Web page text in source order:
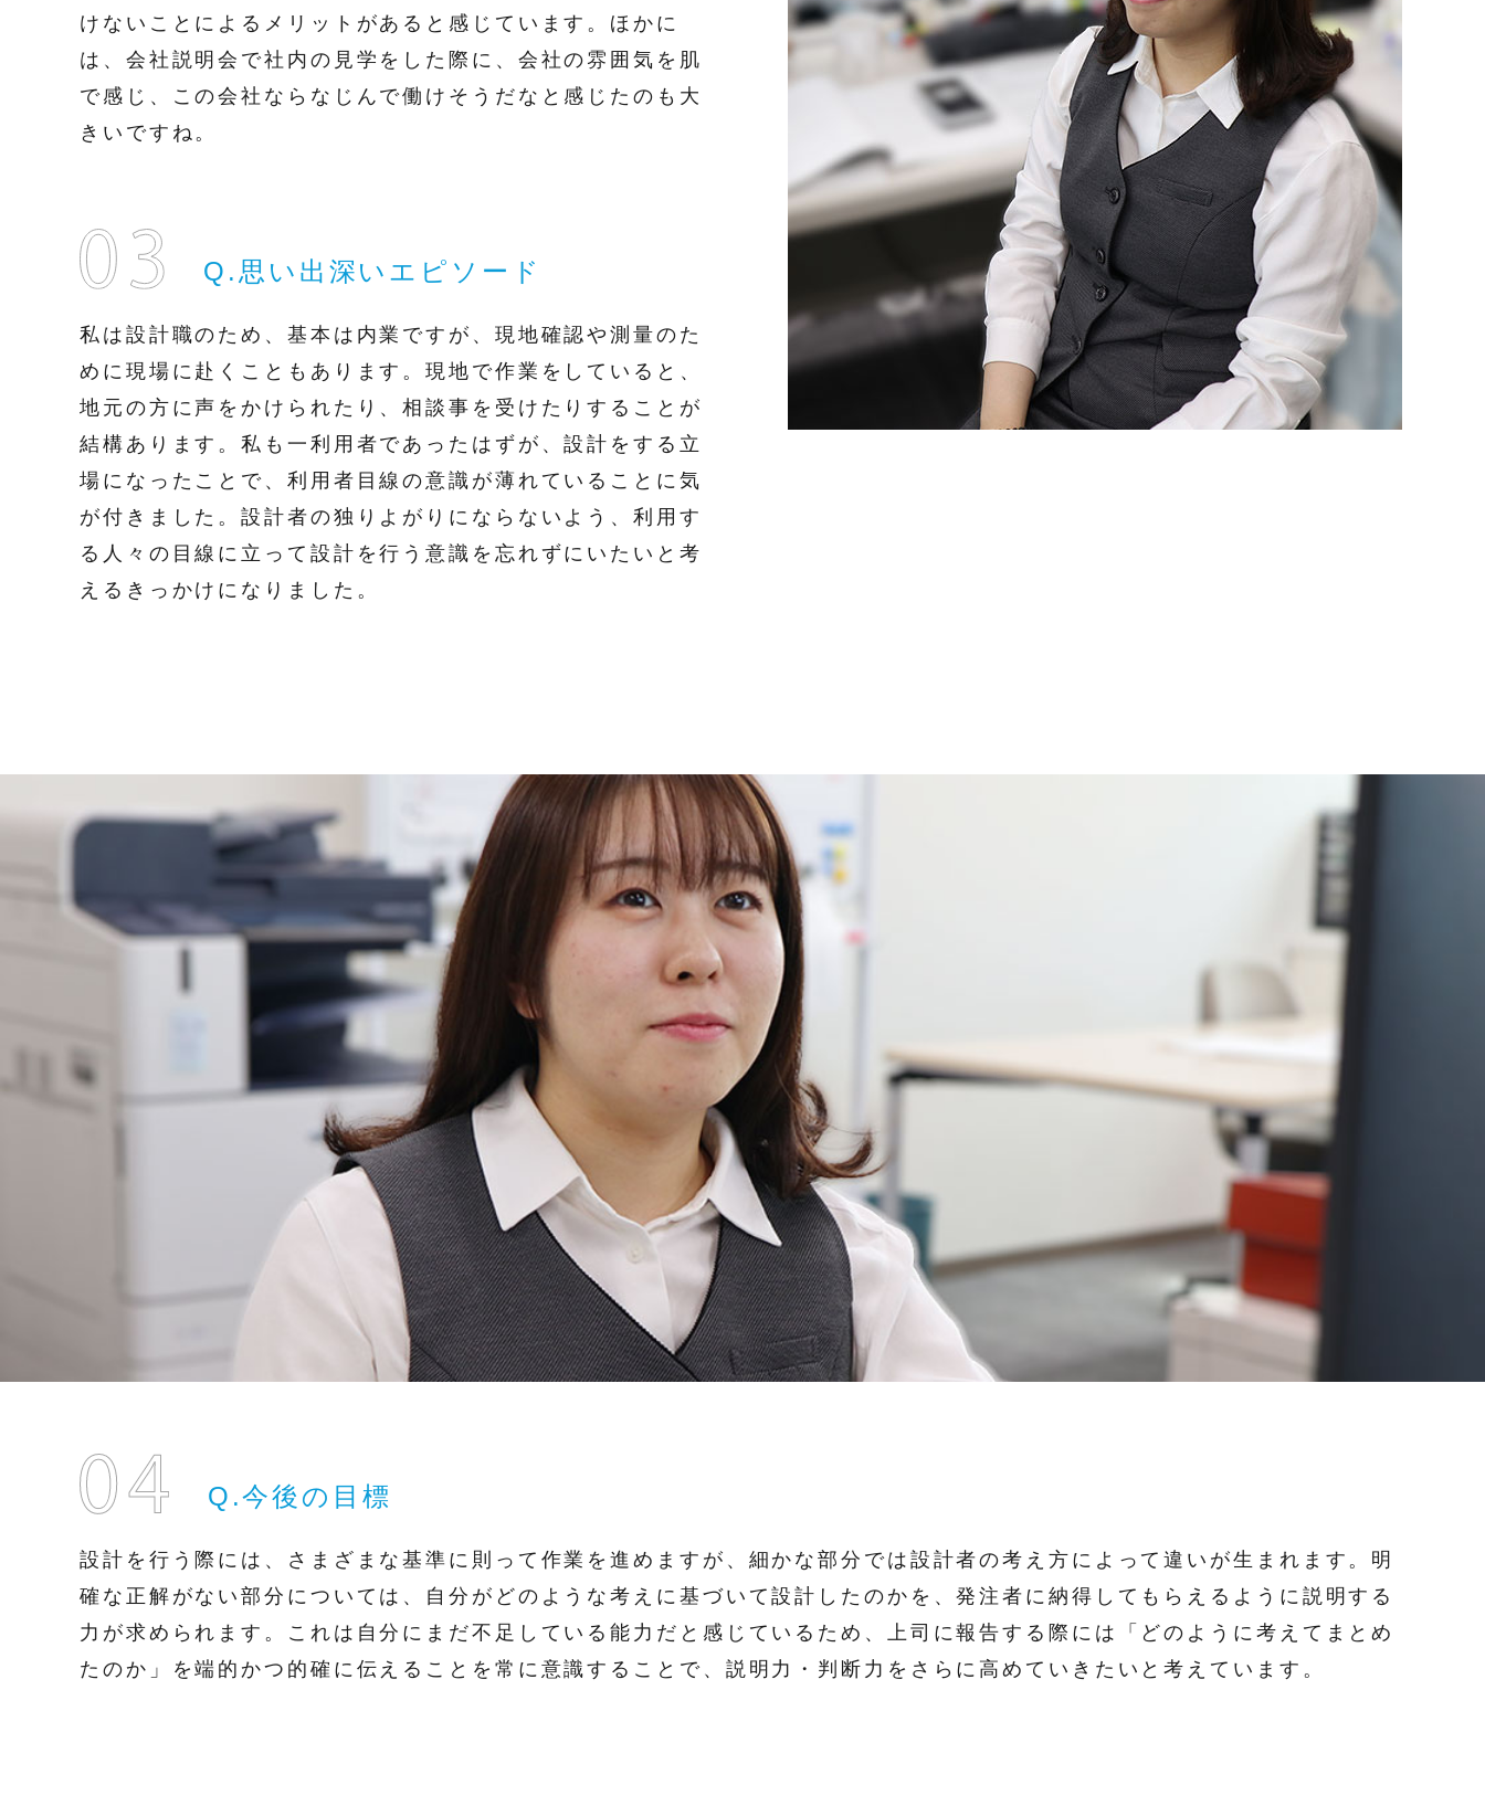
けないことによるメリットがあると感じています。ほかに
は、会社説明会で社内の見学をした際に、会社の雰囲気を肌
で感じ、この会社ならなじんで働けそうだなと感じたのも大
きいですね。
Q.思い出深いエピソード
私は設計職のため、基本は内業ですが、現地確認や測量のた
めに現場に赴くこともあります。現地で作業をしていると、
地元の方に声をかけられたり、相談事を受けたりすることが
結構あります。私も一利用者であったはずが、設計をする立
場になったことで、利用者目線の意識が薄れていることに気
が付きました。設計者の独りよがりにならないよう、利用す
る人々の目線に立って設計を行う意識を忘れずにいたいと考
えるきっかけになりました。
Q.今後の目標
設計を行う際には、さまざまな基準に則って作業を進めますが、細かな部分では設計者の考え方によって違いが生まれます。明
確な正解がない部分については、自分がどのような考えに基づいて設計したのかを、発注者に納得してもらえるように説明する
力が求められます。これは自分にまだ不足している能力だと感じているため、上司に報告する際には「どのように考えてまとめ
たのか」を端的かつ的確に伝えることを常に意識することで、説明力・判断力をさらに高めていきたいと考えています。